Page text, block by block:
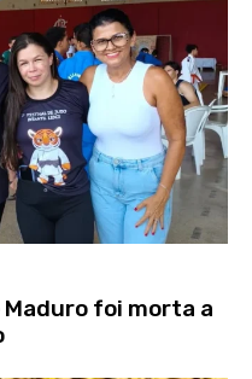
foi morta a